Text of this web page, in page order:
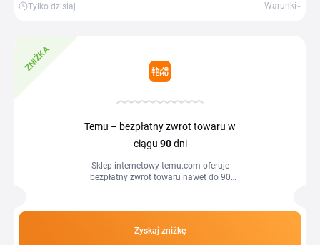
Tylko dzisiaj Warunki
ZNIŻKA
Temu – bezpłatny zwrot towaru w
ciągu 90dni
Sklep internetowy temu.com oferuje
bezpłatny zwrot towaru nawet do 90
Zyskaj zniżkę